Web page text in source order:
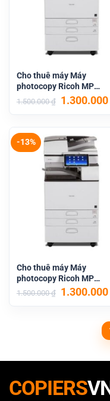
Cho thuê máy Máy
photocopy Ricoh MP
6055SP
1.500.000₫
Giá
1.300.000
-13%
Cho thuê máy Máy
photocopy Ricoh MP
5055SP
1.500.000₫
Giá
1.300.000
COPIERS